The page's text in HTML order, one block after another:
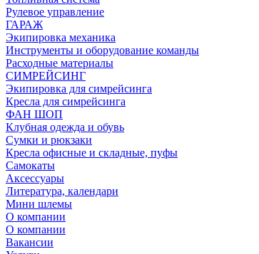
Рулевое управление
ГАРАЖ
Экипировка механика
Инструменты и оборудование команды
Расходные материалы
СИМРЕЙСИНГ
Экипировка для симрейсинга
Кресла для симрейсинга
ФАН ШОП
Клубная одежда и обувь
Сумки и рюкзаки
Кресла офисные и складные, пуфы
Самокаты
Аксессуары
Литература, календари
Мини шлемы
О компании
О компании
Вакансии